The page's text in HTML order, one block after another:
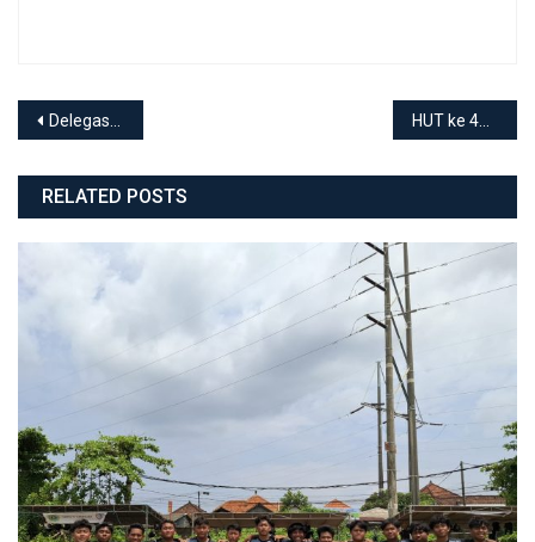
Post navigation
Delegasi UNESCO Puji Pembelajaran Kejuruan Pariwisata di SMKN 3 Denpasar HUT ke 43 SMKN 3 Denpasar
RELATED POSTS